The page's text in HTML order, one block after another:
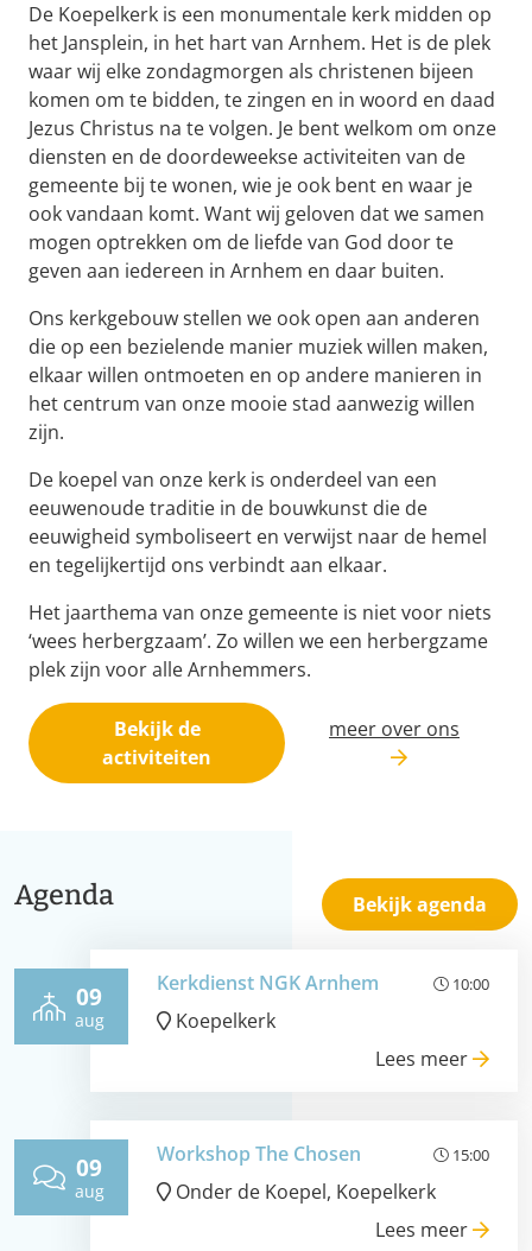
De Koepelkerk is een monumentale kerk midden op
het Jansplein, in het hart van Arnhem. Het is de plek
waar wij elke zondagmorgen als christenen bijeen
komen om te bidden, te zingen en in woord en daad
Jezus Christus na te volgen. Je bent welkom om onze
diensten en de doordeweekse activiteiten van de
gemeente bij te wonen, wie je ook bent en waar je
ook vandaan komt. Want wij geloven dat we samen
mogen optrekken om de liefde van God door te
geven aan iedereen in Arnhem en daar buiten.
Ons kerkgebouw stellen we ook open aan anderen
die op een bezielende manier muziek willen maken,
elkaar willen ontmoeten en op andere manieren in
het centrum van onze mooie stad aanwezig willen
zijn.
De koepel van onze kerk is onderdeel van een
eeuwenoude traditie in de bouwkunst die de
eeuwigheid symboliseert en verwijst naar de hemel
en tegelijkertijd ons verbindt aan elkaar.
Het jaarthema van onze gemeente is niet voor niets
‘wees herbergzaam’. Zo willen we een herbergzame
plek zijn voor alle Arnhemmers.
Bekijk de
activiteiten
meer over ons
Agenda Bekijk agenda
09
aug
Kerkdienst NGK Arnhem 10:00
Koepelkerk
Lees meer
09
aug
Workshop The Chosen 15:00
Onder de Koepel, Koepelkerk
Lees meer